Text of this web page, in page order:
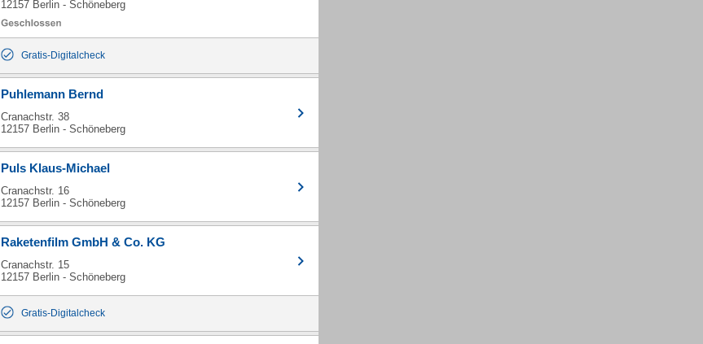
12157 Berlin - Schöneberg
Gratis-Digitalcheck
Puhlemann Bernd
Cranachstr. 38
12157 Berlin - Schöneberg
Puls Klaus-Michael
Cranachstr. 16
12157 Berlin - Schöneberg
Raketenfilm GmbH & Co. KG
Cranachstr. 15
12157 Berlin - Schöneberg
Gratis-Digitalcheck